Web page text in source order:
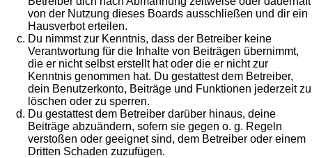
von der Nutzung dieses Boards ausschließen und dir ein
Hausverbot erteilen.
Du nimmst zur Kenntnis, dass der Betreiber keine
Verantwortung für die Inhalte von Beiträgen übernimmt,
die er nicht selbst erstellt hat oder die er nicht zur
Kenntnis genommen hat. Du gestattest dem Betreiber,
dein Benutzerkonto, Beiträge und Funktionen jederzeit zu
löschen oder zu sperren.
Du gestattest dem Betreiber darüber hinaus, deine
Beiträge abzuändern, sofern sie gegen o. g. Regeln
verstoßen oder geeignet sind, dem Betreiber oder einem
Dritten Schaden zuzufügen.